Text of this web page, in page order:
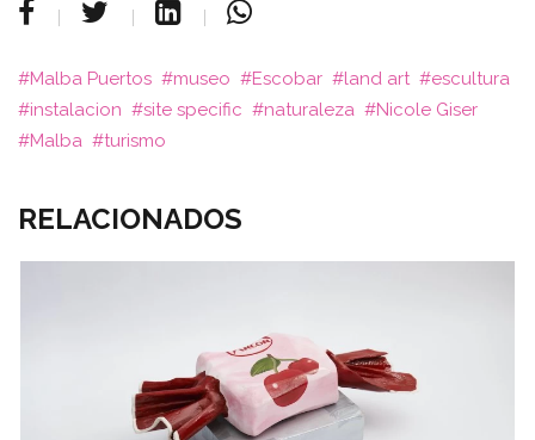
Malba Puertos museo Escobar land art
escultura
instalacion
site specific naturaleza
Nicole Giser
Malba
turismo
RELACIONADOS